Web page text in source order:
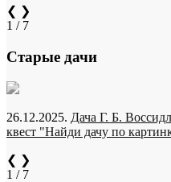
❮ ❯
1 / 7
Старые дачи
26.12.2025. Дача Г. Б.
квест "Найди дачу по
❮ ❯
1 / 7